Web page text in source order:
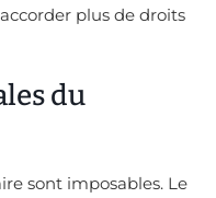
plus de droits
du
sont imposables. Le